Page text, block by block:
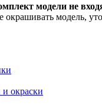
модели не
окрашивать модель,
окраски